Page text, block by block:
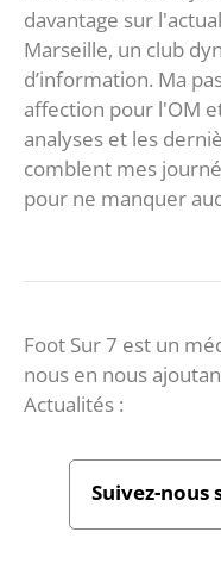
davantage sur
Marseille, un club
d’information. Ma
affection pour l'OM
analyses et les
comblent mes
pour ne manquer
Foot Sur 7 est un
nous en nous
Actualités :
Suivez-nous